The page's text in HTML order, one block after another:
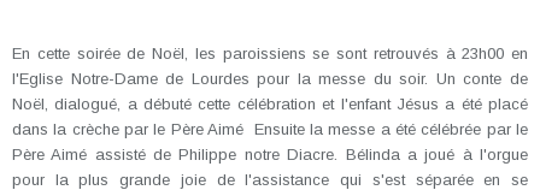
En cette soirée de Noël, les paroissiens se sont retrouvés à 23h00 en
l'Eglise Notre-Dame de Lourdes pour la messe du soir. Un conte de
Noël, dialogué, a débuté cette célébration et l'enfant Jésus a été placé
dans la crèche par le Père Aimé Ensuite la messe a été célébrée par le
Père Aimé assisté de Philippe notre Diacre. Bélinda a joué à l'orgue
pour la plus grande joie de l'assistance qui s'est séparée en se